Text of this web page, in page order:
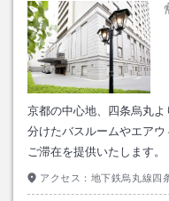
京都の中心地、四条烏丸
分けたバスルームやエア
ご滞在を提供いたします。
アクセス： 地下鉄烏丸線四